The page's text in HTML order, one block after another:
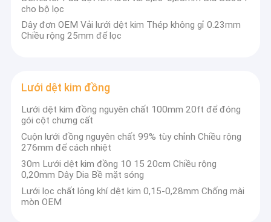
Kiểm soát chất lượng
Các trường hợp
Lưới dệt kim
Vòng đệm lưới dệt kim
cho bộ lọc
Dây đơn OEM Vải lưới dệt kim Thép không gỉ 0.23mm
Chiều rộng 25mm để lọc
Lưới dệt kim đồng
Lưới dệt kim đồng nguyên chất 100mm 20ft để đóng
gói cột chưng cất
Cuộn lưới đồng nguyên chất 99% tùy chỉnh Chiều rộng
276mm để cách nhiệt
30m Lưới dệt kim đồng 10 15 20cm Chiều rộng
0,20mm Dây Dia Bề mặt sóng
Lưới lọc chất lỏng khí dệt kim 0,15-0,28mm Chống mài
mòn OEM
vĩnh cửu của chúng tôi "" kể từ khi công ty được
thành lập.
Công ty chúng tôi chuyên sản xuất đầy đủ các loại
của thành phẩm.Sản phẩm chủ yếu bao gồm: Dây
thép không gỉ nhỏ, lưới lọc kim loại Hà Lan, lưới
thép vuông kim loại có độ chính xác cao, các loại
lưới lọc cho dầu, hóa chất và công nghiệp, lưới thép
đồng thau và đồng đỏ, v.v. Chúng tôi cũng có thể
sản xuất tất cả các loại lưới thép đặc biệt theo bản
vẽ quy định và các sản phẩm lưới thép chế biến
sâu.